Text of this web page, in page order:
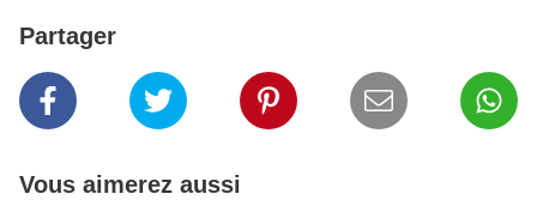
Partager
Vous aimerez aussi